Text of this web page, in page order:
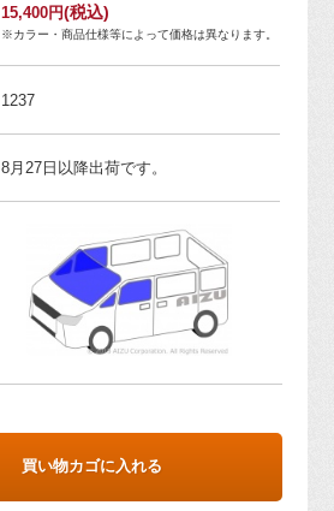
15,400円(税込)
※カラー・商品仕様等によって価格は異なります。
1237
8月27日以降出荷です。
買い物カゴに入れる